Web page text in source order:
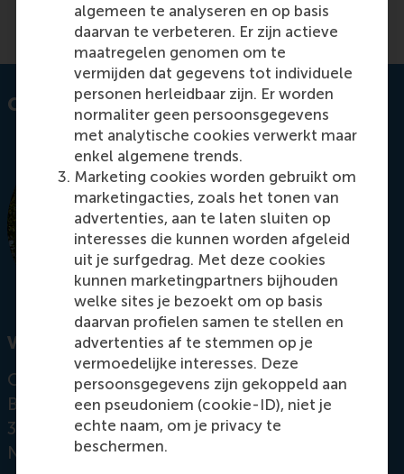
algemeen te analyseren en op basis
daarvan te verbeteren. Er zijn actieve
maatregelen genomen om te
vermijden dat gegevens tot individuele
personen herleidbaar zijn. Er worden
normaliter geen persoonsgegevens
met analytische cookies verwerkt maar
enkel algemene trends.
Marketing cookies worden gebruikt om
marketingacties, zoals het tonen van
advertenties, aan te laten sluiten op
interesses die kunnen worden afgeleid
uit je surfgedrag. Met deze cookies
kunnen marketingpartners bijhouden
welke sites je bezoekt om op basis
daarvan profielen samen te stellen en
advertenties af te stemmen op je
vermoedelijke interesses. Deze
persoonsgegevens zijn gekoppeld aan
een pseudoniem (cookie-ID), niet je
echte naam, om je privacy te
beschermen.
Read more on RSM Discovery
Contact information
Visiting address
Office: Mandeville Building T08-31
Burgemeester Oudlaan 50
3062 PA Rotterdam
Netherlands